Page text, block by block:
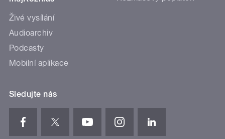
Živé vysílání
Audioarchiv
Podcasty
Mobilní aplikace
Sledujte nás